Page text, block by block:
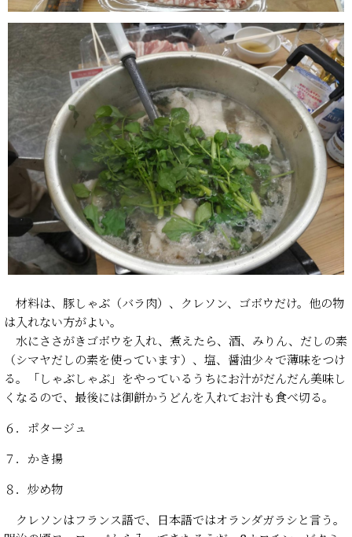
材料は、豚しゃぶ（バラ肉）、クレソン、ゴボウだけ。他の物
は入れない方がよい。
水にささがきゴボウを入れ、煮えたら、酒、みりん、だしの素
（シマヤだしの素を使っています）、塩、醤油少々で薄味をつけ
る。「しゃぶしゃぶ」をやっているうちにお汁がだんだん美味し
くなるので、最後には御餅かうどんを入れてお汁も食べ切る。
６．ポタージュ
７．かき揚
８．炒め物
クレソンはフランス語で、日本語ではオランダガラシと言う。